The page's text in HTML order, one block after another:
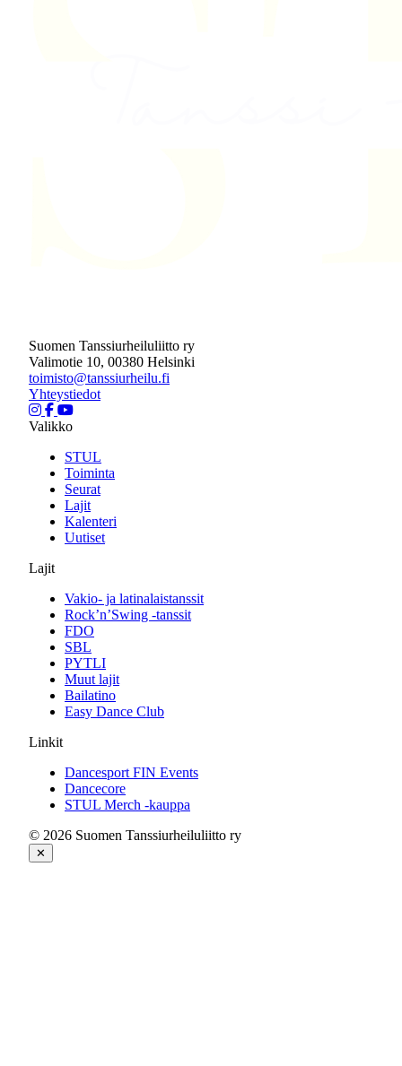
Suomen Tanssiurheiluliitto ry
Valimotie 10, 00380 Helsinki
toimisto@tanssiurheilu.fi
Yhteystiedot
Valikko
STUL
Toiminta
Seurat
Lajit
Kalenteri
Uutiset
Lajit
Vakio- ja latinalaistanssit
Rock’n’Swing -tanssit
FDO
SBL
PYTLI
Muut lajit
Bailatino
Easy Dance Club
Linkit
Dancesport FIN Events
Dancecore
STUL Merch -kauppa
© 2026 Suomen Tanssiurheiluliitto ry
✕